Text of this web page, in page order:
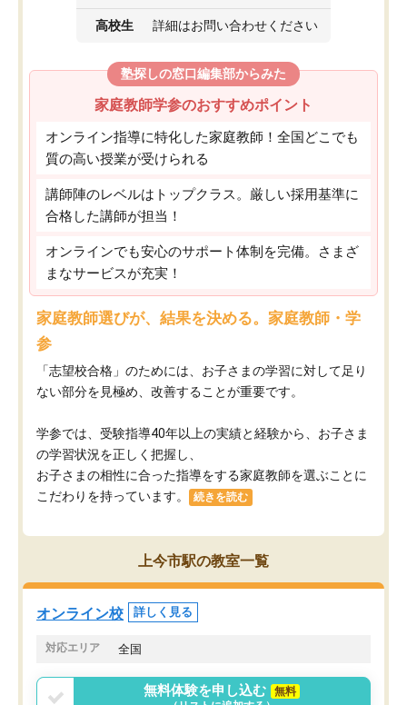
高校生 詳細はお問い合わせください
塾探しの窓口編集部からみた
家庭教師学参のおすすめポイント
オンライン指導に特化した家庭教師！全国どこでも
質の高い授業が受けられる
講師陣のレベルはトップクラス。厳しい採用基準に
合格した講師が担当！
オンラインでも安心のサポート体制を完備。さまざ
まなサービスが充実！
家庭教師選びが、結果を決める。家庭教師・学
参
「志望校合格」のためには、お子さまの学習に対して足り
ない部分を見極め、改善することが重要です。
学参では、受験指導40年以上の実績と経験から、お子さま
の学習状況を正しく把握し、
お子さまの相性に合った指導をする家庭教師を選ぶことに
こだわりを持っています。
続きを読む
上今市駅の教室一覧
オンライン校 詳しく見る
対応エリア 全国
無料体験を申し込む
無料